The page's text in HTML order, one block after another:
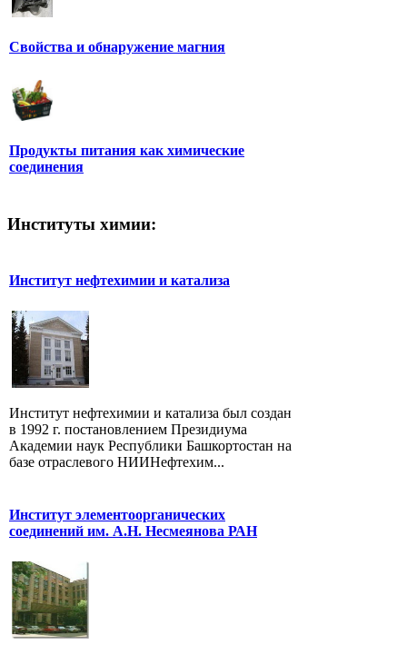
Свойства и обнаружение магния
Продукты питания как химические
соединения
Институты химии:
Институт нефтехимии и катализа
Институт нефтехимии и катализа был создан
в 1992 г. постановлением Президиума
Академии наук Республики Башкортостан на
базе отраслевого НИИНефтехим...
Институт элементоорганических
соединений им. А.Н. Несмеянова РАН